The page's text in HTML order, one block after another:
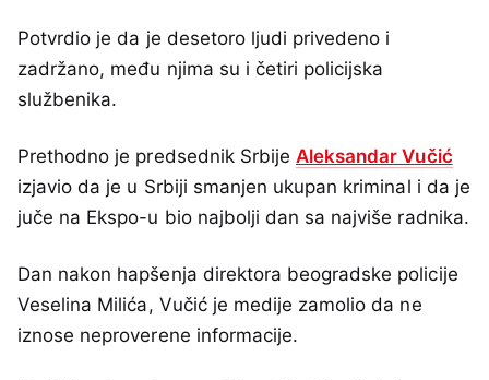
Potvrdio je da je desetoro ljudi privedeno i
zadržano, među njima su i četiri policijska
službenika.
Prethodno je predsednik Srbije Aleksandar Vučić
izjavio da je u Srbiji smanjen ukupan kriminal i da je
juče na Ekspo-u bio najbolji dan sa najviše radnika.
Dan nakon hapšenja direktora beogradske policije
Veselina Milića, Vučić je medije zamolio da ne
iznose neproverene informacije.